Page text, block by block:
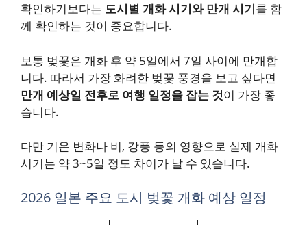
확인하기보다는 도시별 개화 시기와 만개 시기를 함
께 확인하는 것이 중요합니다.
보통 벚꽃은 개화 후 약 5일에서 7일 사이에 만개합
니다. 따라서 가장 화려한 벚꽃 풍경을 보고 싶다면
만개 예상일 전후로 여행 일정을 잡는 것이 가장 좋
습니다.
다만 기온 변화나 비, 강풍 등의 영향으로 실제 개화
시기는 약 3~5일 정도 차이가 날 수 있습니다.
2026 일본 주요 도시 벚꽃 개화 예상 일정